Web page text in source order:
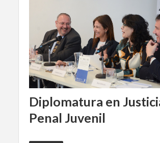
Diplomatura en
Penal Juvenil